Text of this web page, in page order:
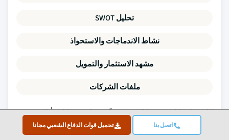
اتصل بنا تحميل قوات الدفاع الشعبي مجانا
تحليل SWOT
نشاط الاندماجات والاستحواذ
مشهد الاستثمار والتمويل
ملفات الشركات
كل نقطة بيانات في هذا التقرير مُتحقّق منها عبر مقابلات أولية
ونمذجة تصاعدية حقيقية وفحوص تقاطعي صارمة.اقرأ عن منهجية
بحثنا →